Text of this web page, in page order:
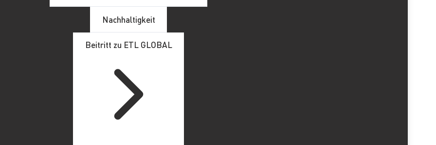
Nachhaltigkeit
Beitritt zu ETL GLOBAL